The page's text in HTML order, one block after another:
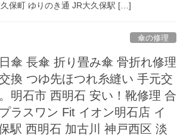
保町 ゆりのき通 JR大久保駅 […]
傘の修理
傘 長傘 折り畳み傘 骨折れ修理
換 つゆ先ほつれ糸縫い 手元交
明石市 西明石 安い！靴修理 合
ラスワン Fit イオン明石店 イ
駅 西明石 加古川 神戸西区 淡